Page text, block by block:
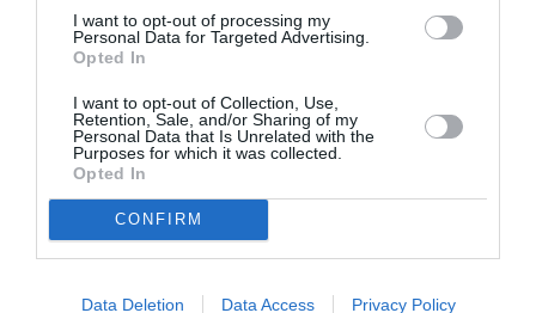
I want to opt-out of processing my
Personal Data for Targeted Advertising.
Opted In
I want to opt-out of Collection, Use,
Retention, Sale, and/or Sharing of my
Personal Data that Is Unrelated with the
Purposes for which it was collected.
Opted In
CONFIRM
Data Deletion Data Access Privacy Policy
« … permettant au pilote d’utiliser la barre et le frein de l’avion
pour diriger. »
Ce n’est plus Air Journal mais « Voile magazine », de plus en
plus risible…
RÉPONDRE